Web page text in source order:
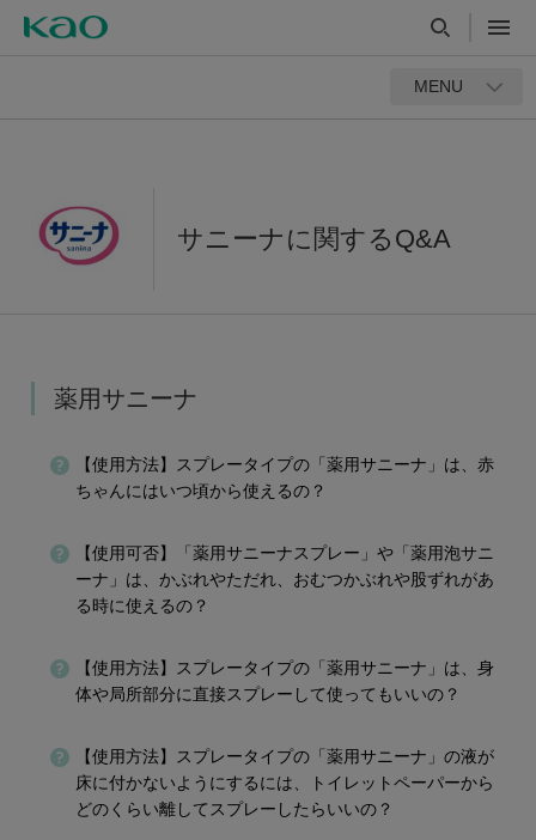
MENU
サニーナに関するQ&A
薬用サニーナ
【使用方法】スプレータイプの「薬用サニーナ」は、赤
ちゃんにはいつ頃から使えるの？
【使用可否】「薬用サニーナスプレー」や「薬用泡サニ
ーナ」は、かぶれやただれ、おむつかぶれや股ずれがあ
る時に使えるの？
【使用方法】スプレータイプの「薬用サニーナ」は、身
体や局所部分に直接スプレーして使ってもいいの？
【使用方法】スプレータイプの「薬用サニーナ」の液が
床に付かないようにするには、トイレットペーパーから
どのくらい離してスプレーしたらいいの？